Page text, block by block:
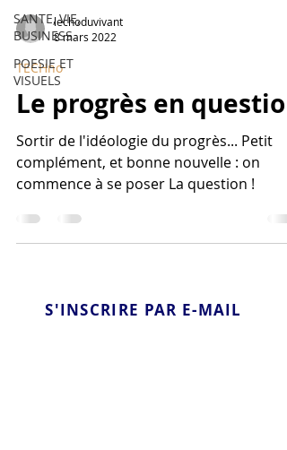
SANTE, VIE,
BUSINESS
POESIE ET
VISUELS
lechoduvivant
8 mars 2022
TECHno
Le progrès en question
Sortir de l'idéologie du progrès... Petit
complément, et bonne nouvelle : on
commence à se poser La question !
S'INSCRIRE PAR E-MAIL